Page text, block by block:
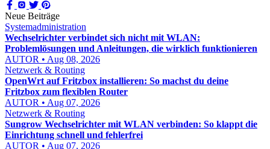
Neue Beiträge
Systemadministration
Wechselrichter verbindet sich nicht mit WLAN:
Problemlösungen und Anleitungen, die wirklich funktionieren
AUTOR • Aug 08, 2026
Netzwerk & Routing
OpenWrt auf Fritzbox installieren: So machst du deine
Fritzbox zum flexiblen Router
AUTOR • Aug 07, 2026
Netzwerk & Routing
Sungrow Wechselrichter mit WLAN verbinden: So klappt die
Einrichtung schnell und fehlerfrei
AUTOR • Aug 07, 2026